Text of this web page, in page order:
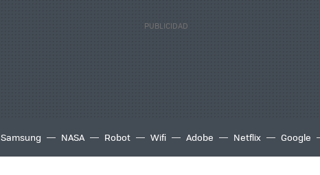
Samsung NASA Robot Wifi Adobe Netflix Google